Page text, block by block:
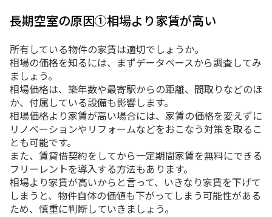
長期空室の原因①相場より家賃が高い
所有している物件の家賃は適切でしょうか。
相場の価格を知るには、まずデータベースから調査してみ
ましょう。
相場価格は、築年数や最寄駅からの距離、間取りなどのほ
か、付属している設備も影響します。
相場価格より家賃が高い場合には、家賃の価格を変えずに
リノベーションやリフォームなどをおこなう対策を取るこ
とも可能です。
また、賃貸借契約をしてから一定期間家賃を無料にできる
フリーレントを導入する方法もあります。
相場より家賃が高いからと言って、いきなり家賃を下げて
しまうと、物件自体の価値も下がってしまう可能性がある
ため、慎重に判断していきましょう。